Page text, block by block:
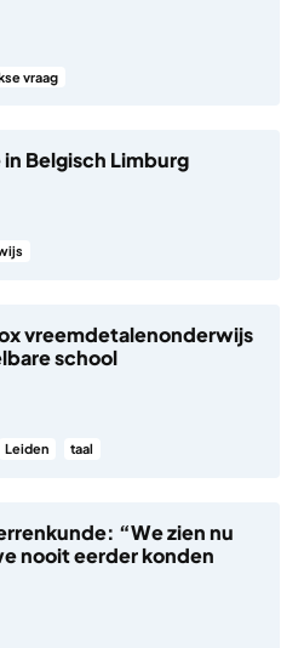
vraag
Belgisch Limburg
vreemdetalenonderwijs
school
Leiden taal
“We zien nu
nooit eerder konden